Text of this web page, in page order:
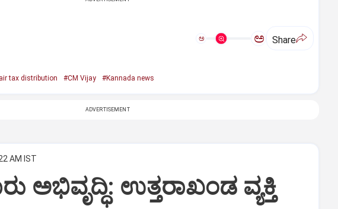
ಅ ಅ Share
tax distribution #CM Vijay #Kannada news
ADVERTISEMENT
AM IST
ಅಭಿವೃದ್ಧಿ: ಉತ್ತರಾಖಂಡ ವ್ಯಕ್ತಿ